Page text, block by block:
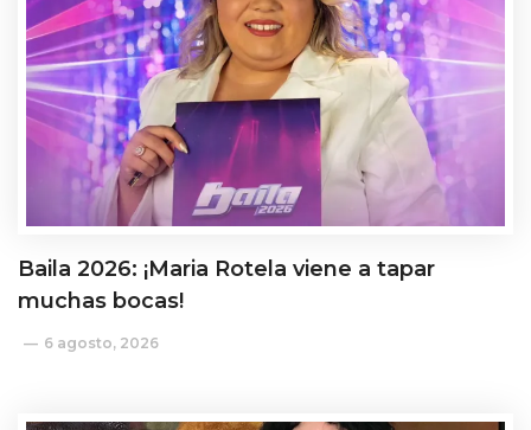
Baila 2026: ¡Maria Rotela viene a tapar
muchas bocas!
6 agosto, 2026